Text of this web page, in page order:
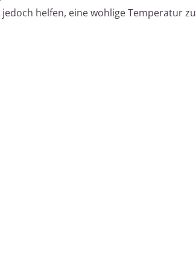
helfen, eine wohlige Temperatur zu